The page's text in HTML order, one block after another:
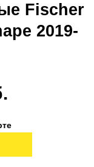
Fischer
2019-